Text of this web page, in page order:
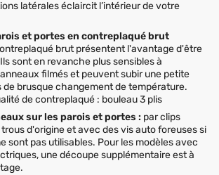
latérales éclaircit l’intérieur de votre
et portes en contreplaqué brut
brut présentent l'avantage d'être
sont en revanche plus sensibles à
filmés et peuvent subir une petite
brusque changement de température.
de contreplaqué : bouleau 3 plis
sur les parois et portes : par clips
d'origine et avec des vis auto foreuses si
sont pas utilisables. Pour les modèles avec
une découpe supplémentaire est à